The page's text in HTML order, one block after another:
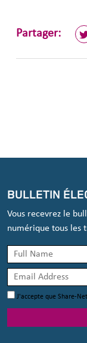
Partager:
BULLETIN
Vous recevrez le
numérique tous les
J'accepte que Share-